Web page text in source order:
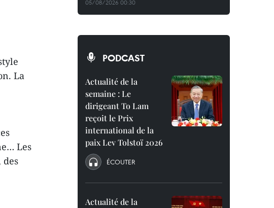
La
Les
des
05/08/2026 00:30
PODCAST
Actualité de la
semaine : Le
dirigeant To Lam
reçoit le Prix
international de la
paix Lev Tolstoï 2026
ÉCOUTER
Actualité de la